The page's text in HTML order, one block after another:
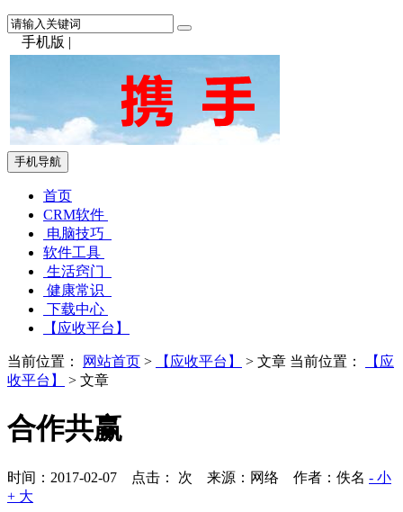
手机版 |
手机导航
首页
CRM软件
电脑技巧
软件工具
生活窍门
健康常识
下载中心
【应收平台】
当前位置： 网站首页 > 【应收平台】 > 文章 当前位置：
【应
收平台】
> 文章
合作共赢
时间：2017-02-07 点击： 次 来源：网络 作者：佚名 - 小
+ 大